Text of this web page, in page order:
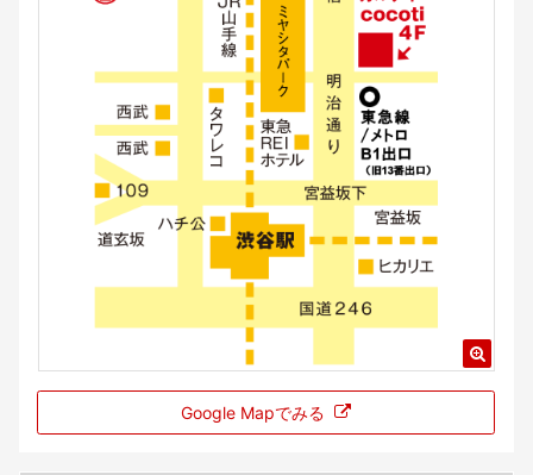
Google Mapでみる